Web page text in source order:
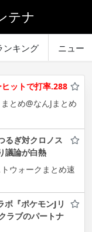
テナ
ンキング ニュー
ットで打率.288
とめ@なんJまとめ
るぎ対クロノス
議論が白熱
ウォークまとめ速
ボ『ポケモンJリ
ラブのパートナ